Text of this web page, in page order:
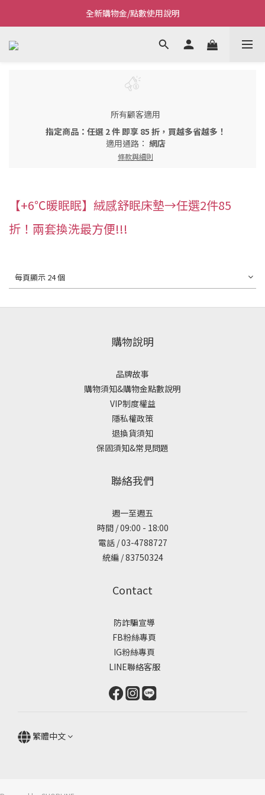
Welcome~私藏生活~
全新購物金/點數使用說明
Welcome~私藏生活~
所有顧客適用
指定商品：任選 2 件 即享 85 折，買越多省越多！
適用通路： 網店
條款與細則
【+6℃暖眠眠】絨感舒眠床墊→任選2件85
折！兩套換洗最方便!!!
每頁顯示 24 個
購物說明
品牌故事
購物須知&購物金點數說明
VIP制度權益
隱私權政策
退換貨須知
保固須知&常見問題
聯絡我們
週一至週五
時間 / 09:00 - 18:00
電話 / 03-4788727
統編 / 83750324
Contact
防詐騙宣導
FB粉絲專頁
IG粉絲專頁
LINE聯絡客服
繁體中文